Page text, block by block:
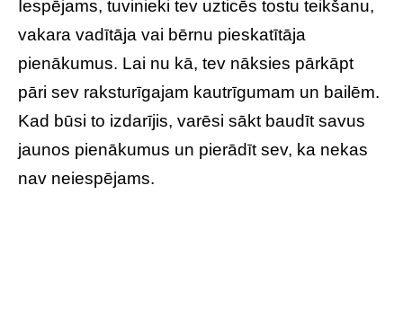
Iespējams, tuvinieki tev uzticēs tostu teikšanu,
vakara vadītāja vai bērnu pieskatītāja
pienākumus. Lai nu kā, tev nāksies pārkāpt
pāri sev raksturīgajam kautrīgumam un bailēm.
Kad būsi to izdarījis, varēsi sākt baudīt savus
jaunos pienākumus un pierādīt sev, ka nekas
nav neiespējams.